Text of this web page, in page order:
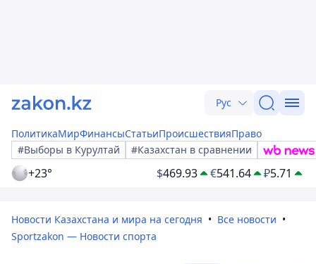
Рус
ПолитикаМирФинансыСтатьиПроисшествияПраво
#Выборы в Курултай
#Казахстан в сравнении
+23° $469.93 €541.64 ₽5.71
Новости Казахстана и мира на сегодня
Все новости
Sportzakon — Новости спорта